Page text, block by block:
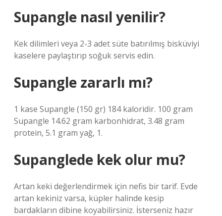
Supangle nasıl yenilir?
Kek dilimleri veya 2-3 adet süte batırılmış bisküviyi
kaselere paylaştırıp soğuk servis edin.
Supangle zararlı mı?
1 kase Supangle (150 gr) 184 kaloridir. 100 gram
Supangle 14.62 gram karbonhidrat, 3.48 gram
protein, 5.1 gram yağ, 1.
Supanglede kek olur mu?
Artan keki değerlendirmek için nefis bir tarif. Evde
artan kekiniz varsa, küpler halinde kesip
bardakların dibine koyabilirsiniz. İsterseniz hazır